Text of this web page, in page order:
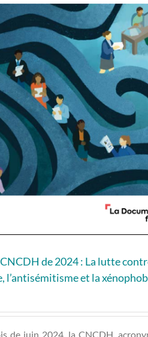
de 2024 : La lutte
l’antisémitisme et la
de juin 2024, la CNCDH,